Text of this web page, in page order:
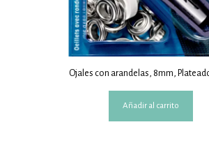
Ojales con arandelas, 8mm,
Añadir al carrito